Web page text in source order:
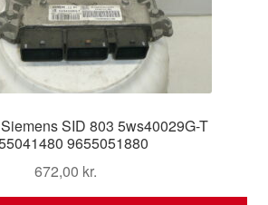
SID 803 5ws40029G-T
9655051880
672,00 kr.